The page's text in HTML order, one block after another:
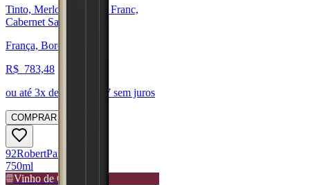
Tinto, Merlot, Cabernet Franc,
Cabernet Sauvignon
França, Bordeaux
R$ 783,48
ou até 3x de R$ 261,17 sem juros
COMPRAR
92RobertParker
750ml
Vinho de Guarda